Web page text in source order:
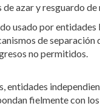
azar y resguardo
usado por
de separación
no permitidos.
entidades
fielmente con